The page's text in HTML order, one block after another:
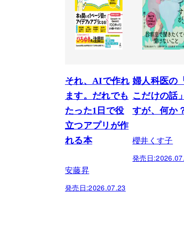
それ、AIで作れ
ます。だれでも
たった1日で役
立つアプリが作
れる本
安藤昇
発売日:2026.07.23
婦人科医の
こだけの話
すが、何か
櫻井くす子
発売日: